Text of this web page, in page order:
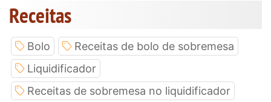
Receitas
Bolo
Receitas de bolo de sobremesa
Liquidificador
Receitas de sobremesa no liquidificador